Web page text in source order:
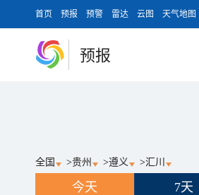
首页 预报 预警 雷达 云图 天气地图
预报
全国 >贵州 >遵义 >汇川
今天 7天